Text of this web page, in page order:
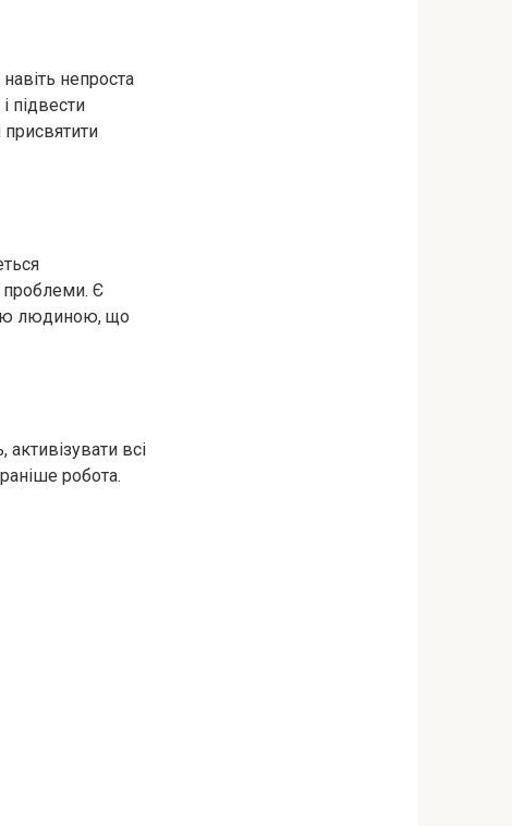
непроста
підвести
проблеми. Є
людиною, що
всі
робота.